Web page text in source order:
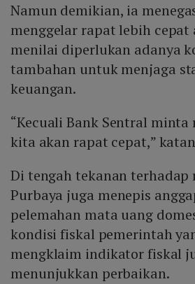
Namun demikian, ia
menggelar rapat lebih cepat
menilai diperlukan adanya
tambahan untuk menjaga
keuangan.
“Kecuali Bank Sentral minta
kita akan rapat cepat,”
Di tengah tekanan
Purbaya juga menepis
pelemahan mata uang
kondisi fiskal pemerintah
mengklaim indikator fiskal
menunjukkan perbaikan.